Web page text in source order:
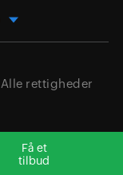
Alle rettigheder
Få et
tilbud